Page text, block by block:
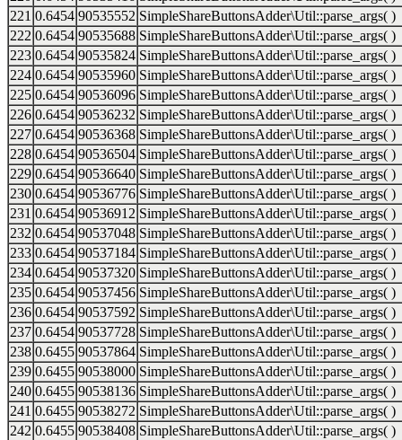
221 0.6454 90535552 SimpleShareButtonsAdder\Util::parse_args( )
222 0.6454 90535688 SimpleShareButtonsAdder\Util::parse_args( )
223 0.6454 90535824 SimpleShareButtonsAdder\Util::parse_args( )
224 0.6454 90535960 SimpleShareButtonsAdder\Util::parse_args( )
225 0.6454 90536096 SimpleShareButtonsAdder\Util::parse_args( )
226 0.6454 90536232 SimpleShareButtonsAdder\Util::parse_args( )
227 0.6454 90536368 SimpleShareButtonsAdder\Util::parse_args( )
228 0.6454 90536504 SimpleShareButtonsAdder\Util::parse_args( )
229 0.6454 90536640 SimpleShareButtonsAdder\Util::parse_args( )
230 0.6454 90536776 SimpleShareButtonsAdder\Util::parse_args( )
231 0.6454 90536912 SimpleShareButtonsAdder\Util::parse_args( )
232 0.6454 90537048 SimpleShareButtonsAdder\Util::parse_args( )
233 0.6454 90537184 SimpleShareButtonsAdder\Util::parse_args( )
234 0.6454 90537320 SimpleShareButtonsAdder\Util::parse_args( )
235 0.6454 90537456 SimpleShareButtonsAdder\Util::parse_args( )
236 0.6454 90537592 SimpleShareButtonsAdder\Util::parse_args( )
237 0.6454 90537728 SimpleShareButtonsAdder\Util::parse_args( )
238 0.6455 90537864 SimpleShareButtonsAdder\Util::parse_args( )
239 0.6455 90538000 SimpleShareButtonsAdder\Util::parse_args( )
240 0.6455 90538136 SimpleShareButtonsAdder\Util::parse_args( )
241 0.6455 90538272 SimpleShareButtonsAdder\Util::parse_args( )
242 0.6455 90538408 SimpleShareButtonsAdder\Util::parse_args( )